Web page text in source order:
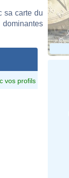
sa carte du
vos profils